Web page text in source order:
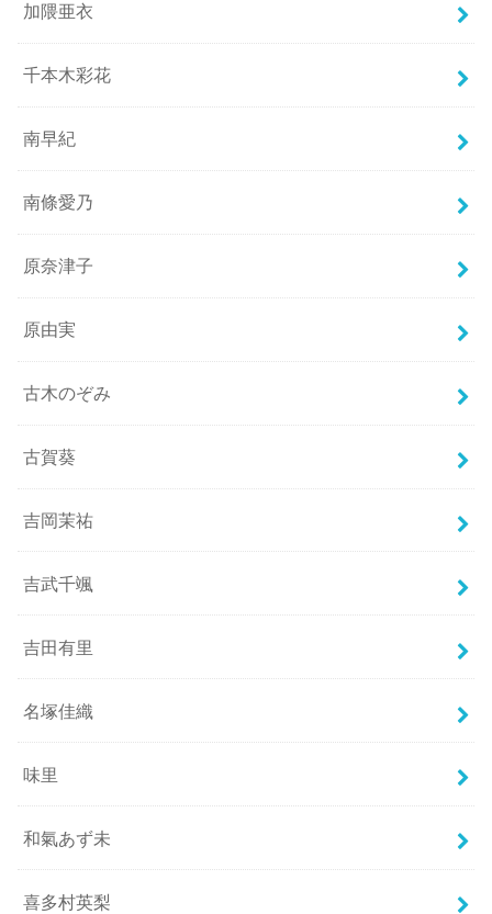
加隈亜衣
千本木彩花
南早紀
南條愛乃
原奈津子
原由実
古木のぞみ
古賀葵
吉岡茉祐
吉武千颯
吉田有里
名塚佳織
味里
和氣あず未
喜多村英梨